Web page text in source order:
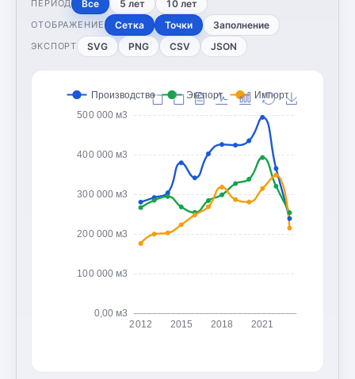
ПЕРИОД Все 5 лет 10 лет
ОТОБРАЖЕНИЕ Сетка Точки Заполнение
ЭКСПОРТ SVG PNG CSV JSON
0,00 м3
100 000 м3
200 000 м3
300 000 м3
400 000 м3
500 000 м3
2012 2015 2018 2021
Производство Экспорт Импорт